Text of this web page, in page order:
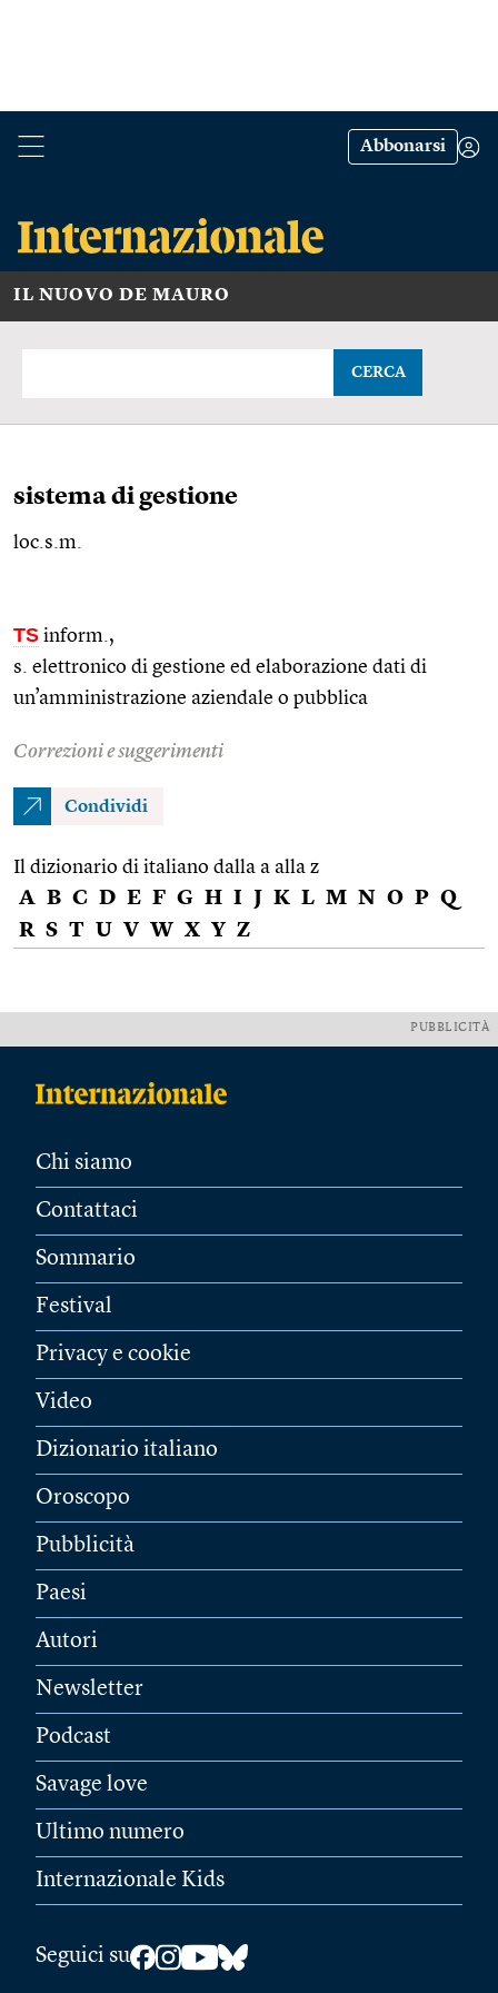
Abbonarsi
IL NUOVO DE MAURO
CERCA
sistema di gestione
loc.s.m.
TS inform. ,
s. elettronico di gestione ed elaborazione dati di
un’amministrazione aziendale o pubblica
Correzioni e suggerimenti
Condividi
Il dizionario di italiano dalla a alla z
A B C D E F G H I J K L M N O P Q
R S T U V W X Y Z
PUBBLICITÀ
Chi siamo
Contattaci
Sommario
Festival
Privacy e cookie
Video
Dizionario italiano
Oroscopo
Pubblicità
Paesi
Autori
Newsletter
Podcast
Savage love
Ultimo numero
Internazionale Kids
Seguici su